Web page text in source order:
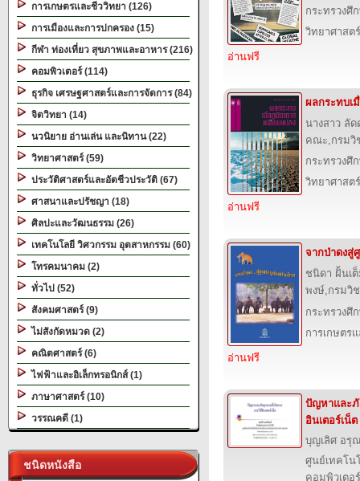
การเกษตรและชีววิทยา (126)
การเมืองและการปกครอง (15)
กีฬา ท่องเที่ยว สุขภาพและอาหาร (216)
คอมพิวเตอร์ (114)
ธุรกิจ เศรษฐศาสตร์และการจัดการ (84)
จิตวิทยา (14)
นวนิยาย อ่านเล่น และนิทาน (22)
วิทยาศาสตร์ (59)
ประวัติศาสตร์และอัตชีวประวัติ (67)
ศาสนาและปรัชญา (18)
ศิลปะและวัฒนธรรม (26)
เทคโนโลยี วิศวกรรม อุตสาหกรรม (60)
โทรคมนาคม (2)
ทั่วไป (52)
สังคมศาสตร์ (9)
ไม่สังกัดหมวด (2)
คณิตศาสตร์ (6)
ไฟฟ้าและอิเล็กทรอนิกส์ (1)
ภาษาศาสตร์ (10)
วรรณคดี (1)
ชนิดหนังสือ
กระทรวงศึ
วิทยาศาสตร์
อ่านฟรี
ผลกระทบเ
นางสาว ลัด
คณะ,กรมวิ
กระทรวงศึ
วิทยาศาสตร์
อ่านฟรี
จากป่าดงสู่
ชนิดา ฝั้นเ
พงษ์,กรมวิ
กระทรวงศึ
การเกษตร
อ่านฟรี
ปัญหาและภั
อินเตอร์เน็ต
บุญเลิศ อรุ
ศูนย์เทคโน
คอมพิวเตอ